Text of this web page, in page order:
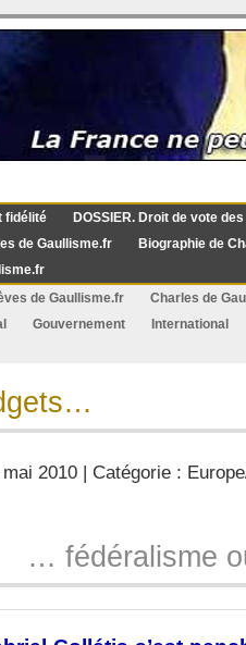
fidélité
DOSSIER. Droit de vote
de Gaullisme.fr
Biographie de
de Gaullisme.fr
Charles de
Gouvernement
International
2010 | Catégorie :
… fédéralisme